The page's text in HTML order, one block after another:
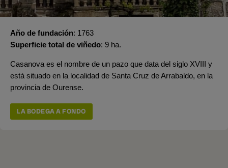
Año de fundación 1763
Superficie total de viñedo 9 ha.
Casanova es el nombre de un pazo que data del siglo XVIII y
está situado en la localidad de Santa Cruz de Arrabaldo, en la
provincia de Ourense.
LA BODEGA A FONDO